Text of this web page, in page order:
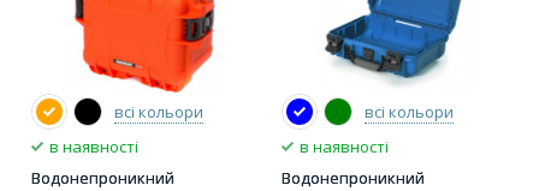
всі кольори
в наявності
Водонепроникний
всі кольори
в наявності
Водонепроникний